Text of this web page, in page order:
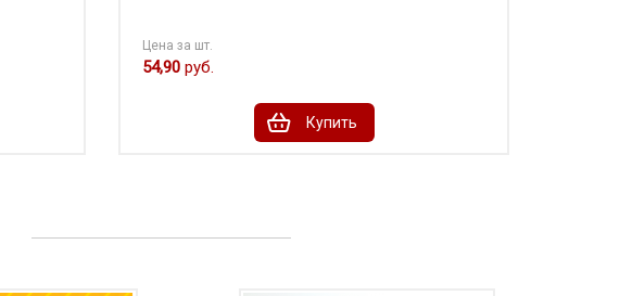
Цена за шт.
54,90 руб.
Купить